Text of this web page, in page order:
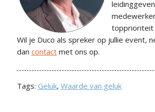
topprioriteit
Wil je Duco als spreker op jullie event,
dan contactmet ons op.
Tags: Geluk, Waarde van geluk